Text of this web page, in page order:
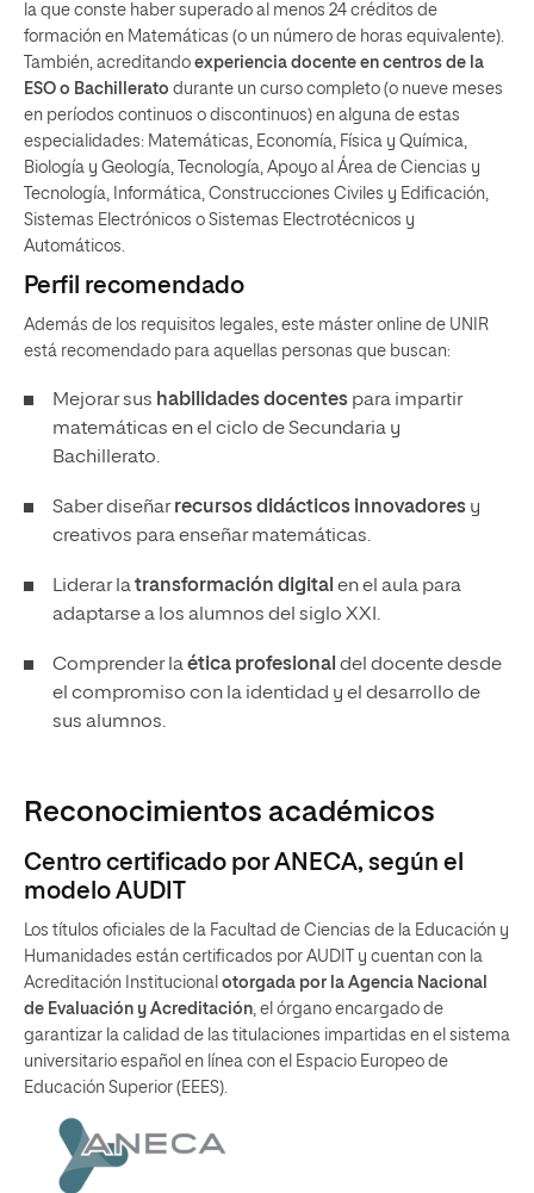
la que conste haber superado al menos 24 créditos de
formación en Matemáticas (o un número de horas equivalente).
También, acreditando experiencia docente en centros de la
ESO o Bachillerato durante un curso completo (o nueve meses
en períodos continuos o discontinuos) en alguna de estas
especialidades: Matemáticas, Economía, Física y Química,
Biología y Geología, Tecnología, Apoyo al Área de Ciencias y
Tecnología, Informática, Construcciones Civiles y Edificación,
Sistemas Electrónicos o Sistemas Electrotécnicos y
Automáticos.
Perfil recomendado
Además de los requisitos legales, este máster online de UNIR
está recomendado para aquellas personas que buscan:
Mejorar sus habilidades docentes para impartir
matemáticas en el ciclo de Secundaria y
Bachillerato.
Saber diseñarrecursos didácticos innovadores y
creativos para enseñar matemáticas.
Liderar latransformación digital en el aula para
adaptarse a los alumnos del siglo XXI.
Comprender laética profesional del docente desde
el compromiso con la identidad y el desarrollo de
sus alumnos.
Reconocimientos académicos
Centro certificado por ANECA, según el
modelo AUDIT
Los títulos oficiales de la Facultad de Ciencias de la Educación y
Humanidades están certificados por AUDIT y cuentan con la
Acreditación Institucional otorgada por la Agencia Nacional
de Evaluación y Acreditación, el órgano encargado de
garantizar la calidad de las titulaciones impartidas en el sistema
universitario español en línea con el Espacio Europeo de
Educación Superior (EEES).